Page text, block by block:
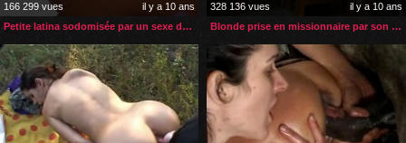
166 299 vues
il y a 10 ans
Petite latina sodomisée par un sexe de cheval
328 136 vues
il y a 10 ans
Blonde prise en missionnaire par son cheval